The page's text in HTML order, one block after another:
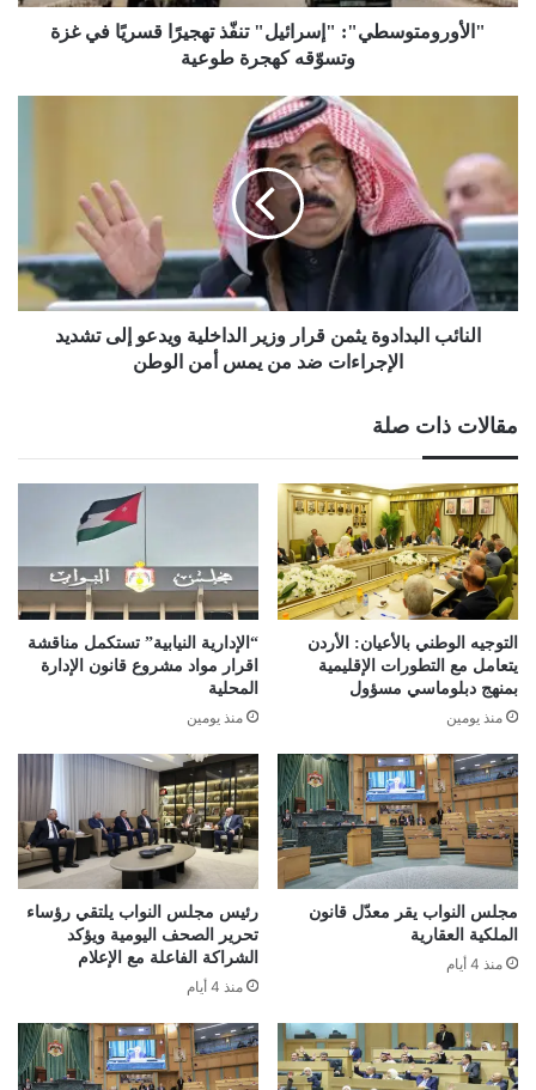
كهجرة
طوعية"الأورومتوسطي": "إسرائيل" تنفّذ تهجيرًا قسريًا في غزة
وتسوّقه كهجرة طوعية
يثمن
قرار
وزير
الداخلية
ويدعو
إلى
تشديد
الإجراءات
أمن
الوطن
النائب البدادوة يثمن قرار وزير الداخلية ويدعو إلى تشديد
الإجراءات ضد من يمس أمن الوطن
مقالات ذات صلة
التوجيه الوطني بالأعيان: الأردن
يتعامل مع التطورات الإقليمية
بمنهج دبلوماسي مسؤول
منذ يومين
“الإدارية النيابية” تستكمل مناقشة
اقرار مواد مشروع قانون الإدارة
المحلية
منذ يومين
مجلس النواب يقر معدّل قانون
الملكية العقارية
منذ 4 أيام
رئيس مجلس النواب يلتقي رؤساء
تحرير الصحف اليومية ويؤكد
الشراكة الفاعلة مع الإعلام
منذ 4 أيام